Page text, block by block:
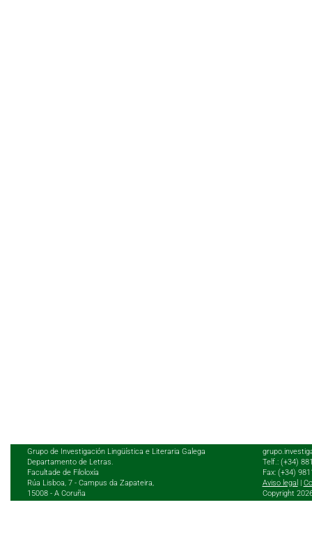
Grupo de Investigación Lingüística e Literaria Galega
Departamento de Letras.
Facultade de Filoloxía
Rúa Lisboa, 7 - Campus da Zapateira,
15008 - A Coruña
Telf.: (+34)
Fax: (+34)
Aviso legal
Copyright